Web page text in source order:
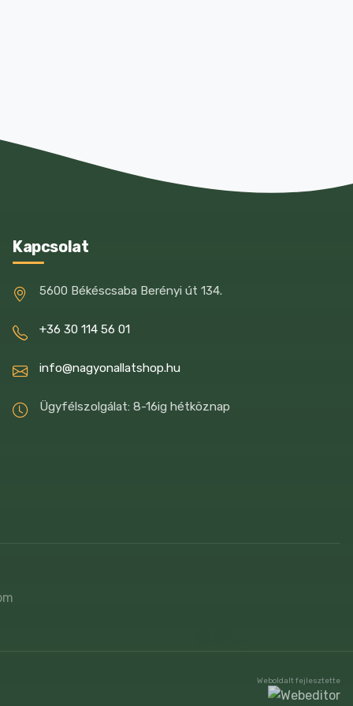
Kapcsolat
5600 Békéscsaba Berényi út 134.
+36 30 114 56 01
info@nagyonallatshop.hu
Ügyfélszolgálat: 8-16ig hétköznap
Weboldalt fejlesztette